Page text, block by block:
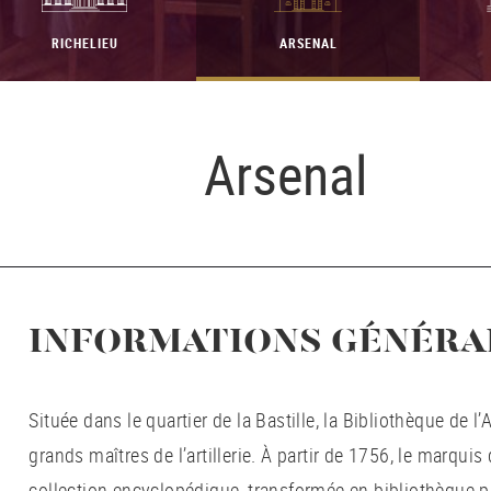
RICHELIEU ARSENAL
Arsenal
INFORMATIONS
Située dans le quartier de la Bastille, la Bibliothèque de
grands maîtres de l’artillerie. À partir de 1756, le